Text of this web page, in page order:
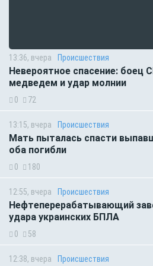
13:36, вчера Происшествия
Невероятное спасение: боец
медведем и удар молнии
0 72
13:15, вчера Происшествия
Мать пыталась спасти
оба погибли
0 180
12:55, вчера Происшествия
Нефтеперерабатывающий
удара украинских БПЛА
0 58
12:38, вчера Происшествия